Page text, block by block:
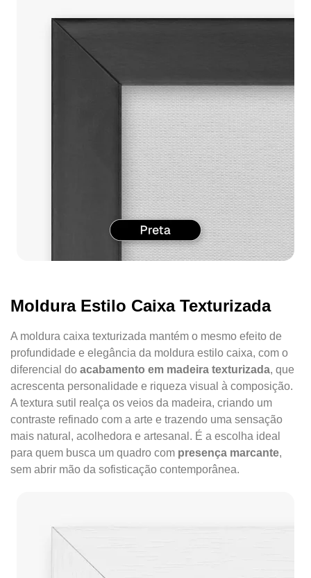
Moldura Estilo Caixa Texturizada
A moldura caixa texturizada mantém o mesmo efeito de
profundidade e elegância da moldura estilo caixa, com o
diferencial do acabamento em madeira texturizada, que
acrescenta personalidade e riqueza visual à composição.
A textura sutil realça os veios da madeira, criando um
contraste refinado com a arte e trazendo uma sensação
mais natural, acolhedora e artesanal. É a escolha ideal
para quem busca um quadro com presença marcante,
sem abrir mão da sofisticação contemporânea.